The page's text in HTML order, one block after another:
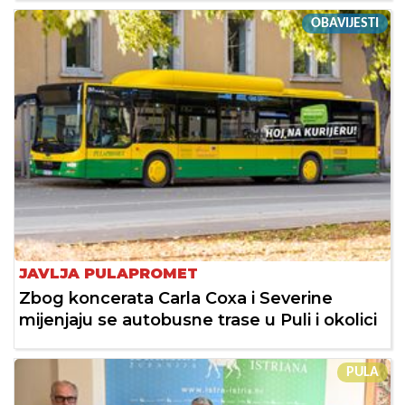
OBAVIJESTI
JAVLJA PULAPROMET
Zbog koncerata Carla Coxa i Severine
mijenjaju se autobusne trase u Puli i okolici
PULA